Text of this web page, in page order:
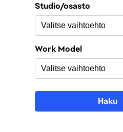
Studio/osasto
Work Model
Haku